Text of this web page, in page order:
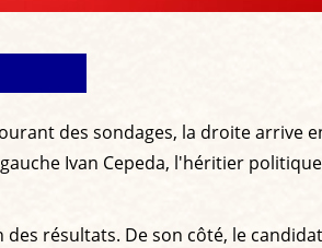
des sondages, la droite arrive
Ivan Cepeda, l'héritier
résultats. De son côté, le